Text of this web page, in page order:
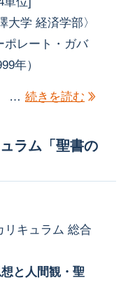
大学 経済学部〉
ポレート・ガバ
年）
… 続きを読む
リキュラム 総合
と人間観・聖